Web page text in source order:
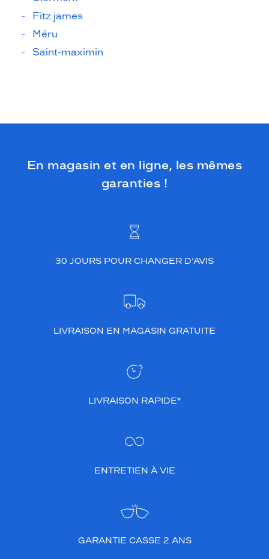
Fitz james
Méru
Saint-maximin
En magasin et en ligne, les mêmes
garanties !
30 JOURS POUR CHANGER D’AVIS
LIVRAISON EN MAGASIN GRATUITE
LIVRAISON RAPIDE*
ENTRETIEN À VIE
GARANTIE CASSE 2 ANS